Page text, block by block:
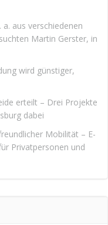
aus verschiedenen
Martin Gerster, in
wird günstiger,
erteilt – Drei Projekte
dabei
Mobilität – E-
Privatpersonen und